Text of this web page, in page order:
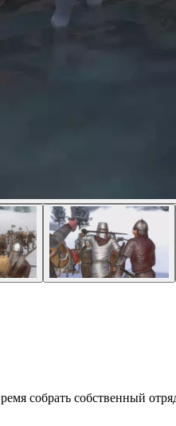
собрать собственный